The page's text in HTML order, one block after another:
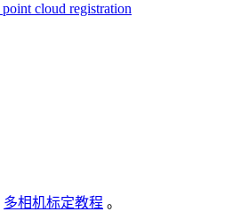
cloud registration
多相机标定教程 。